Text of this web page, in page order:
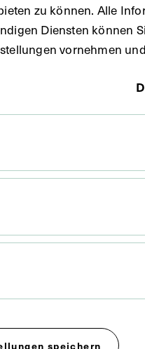
zu können. Alle
Diensten können
vornehmen
speichern